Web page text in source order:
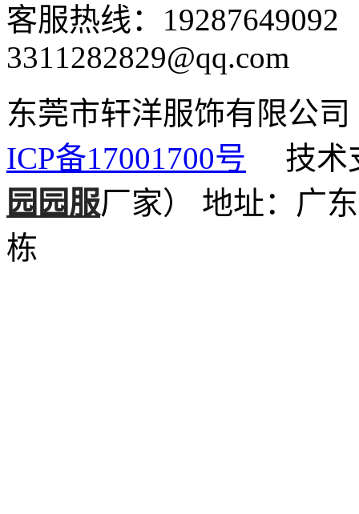
客服热线：
3311282829@qq.com
东莞市轩洋服饰有限
ICP备17001700号 技术
园园服厂家） 地址：广
栋